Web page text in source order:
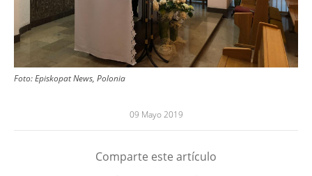
Foto: Episkopat News, Polonia
09 Mayo 2019
Comparte este artículo